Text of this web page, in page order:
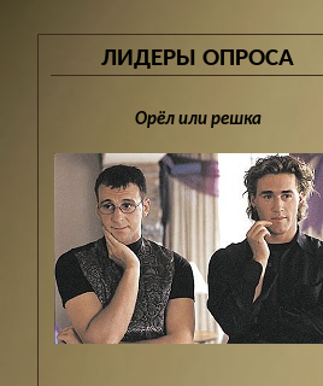
ЛИДЕРЫ ОПРОСА
Орёл или решка